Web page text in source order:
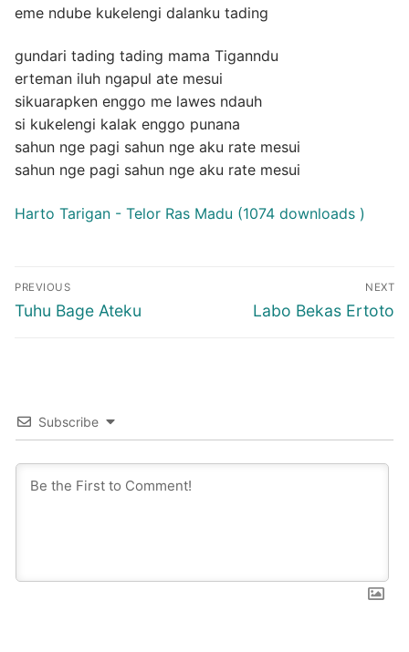
eme ndube kukelengi dalanku tading
gundari tading tading mama Tiganndu
erteman iluh ngapul ate mesui
sikuarapken enggo me lawes ndauh
si kukelengi kalak enggo punana
sahun nge pagi sahun nge aku rate mesui
sahun nge pagi sahun nge aku rate mesui
Harto Tarigan - Telor Ras Madu (1074 downloads )
Post
navigation
PREVIOUS
Previous
Tuhu Bage Ateku
NEXT
Next
Labo Bekas Ertoto
Subscribe